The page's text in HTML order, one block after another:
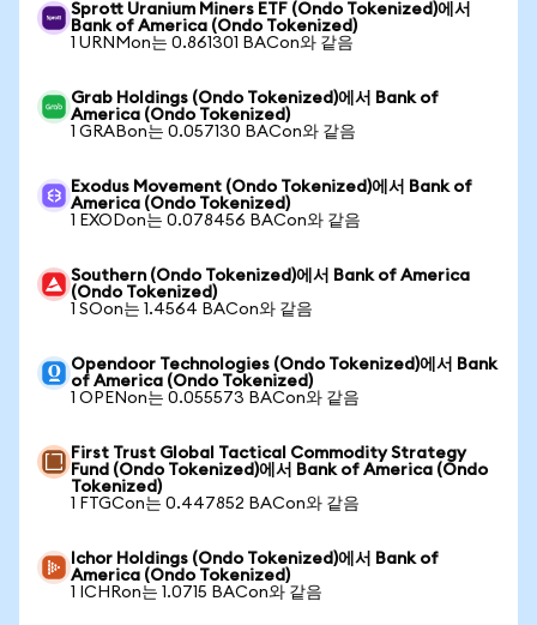
Sprott Uranium Miners ETF (Ondo Tokenized)에서
Bank of America (Ondo Tokenized)
1 URNMon는 0.861301 BACon와 같음
Grab Holdings (Ondo Tokenized)에서 Bank of
America (Ondo Tokenized)
1 GRABon는 0.057130 BACon와 같음
Exodus Movement (Ondo Tokenized)에서 Bank of
America (Ondo Tokenized)
1 EXODon는 0.078456 BACon와 같음
Southern (Ondo Tokenized)에서 Bank of America
(Ondo Tokenized)
1 SOon는 1.4564 BACon와 같음
Opendoor Technologies (Ondo Tokenized)에서 Bank
of America (Ondo Tokenized)
1 OPENon는 0.055573 BACon와 같음
First Trust Global Tactical Commodity Strategy
Fund (Ondo Tokenized)에서 Bank of America (Ondo
Tokenized)
1 FTGCon는 0.447852 BACon와 같음
Ichor Holdings (Ondo Tokenized)에서 Bank of
America (Ondo Tokenized)
1 ICHRon는 1.0715 BACon와 같음